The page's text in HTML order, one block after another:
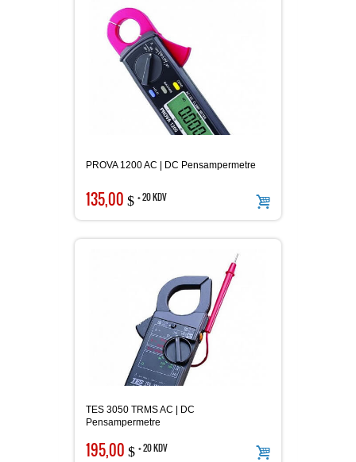
PROVA 1200 AC | DC Pensampermetre
135,00 $ + 20 KDV
TES 3050 TRMS AC | DC
Pensampermetre
195,00 $ + 20 KDV